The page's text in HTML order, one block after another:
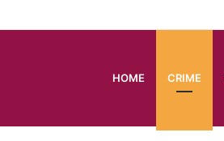
HOME CRIME